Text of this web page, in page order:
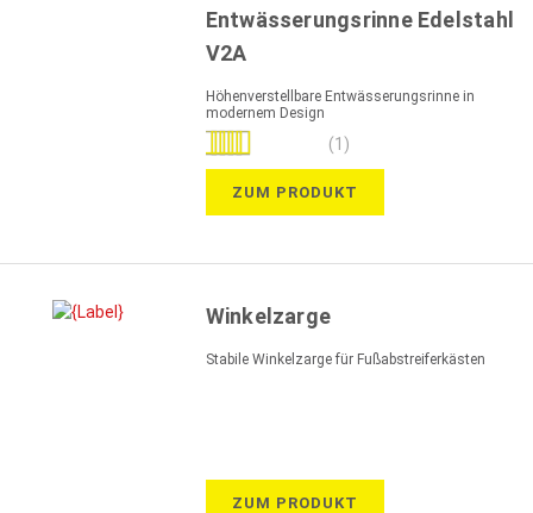
Entwässerungsrinne Edelstahl
V2A
Höhenverstellbare Entwässerungsrinne in
modernem Design
Bewertung:
100%
(1)
ZUM PRODUKT
Winkelzarge
Stabile Winkelzarge für Fußabstreiferkästen
ZUM PRODUKT